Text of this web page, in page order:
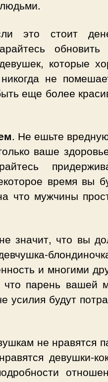
это стоит
обновить
которые
не
еще более
. Не ешьте
ваше
время вы
что мужчины
значит, что вы
и многими
что парень вашей
усилия будут
не нравятся
девушки-